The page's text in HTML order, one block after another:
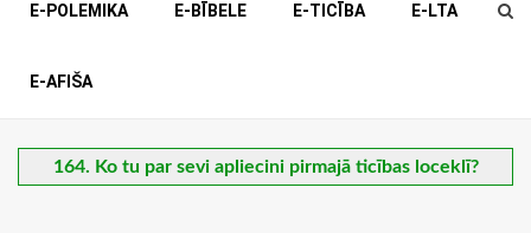
E-POLEMIKA E-BĪBELE E-TICĪBA E-LTA
E-AFIŠA
164. Ko tu par sevi apliecini pirmajā ticības loceklī?